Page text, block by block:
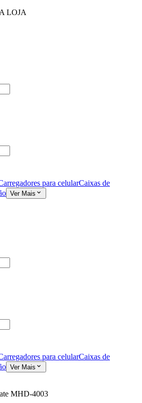
LOJA
para celularCaixas de
Ver Mais
para celularCaixas de
Ver Mais
MHD-4003